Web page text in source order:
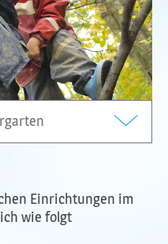
Einrichtungen im
wie folgt